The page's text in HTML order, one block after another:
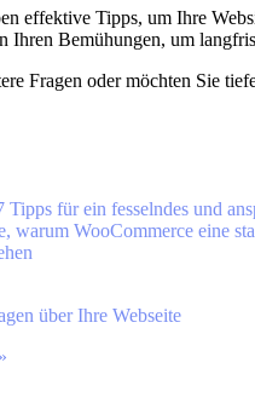
effektive Tipps, um Ihre
Ihren Bemühungen, um
Fragen oder möchten Sie
Tipps für ein fesselndes und
warum WooCommerce eine
über Ihre Webseite